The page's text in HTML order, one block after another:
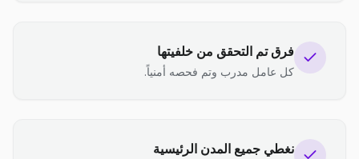
فرق تم التحقق من خلفيتها
كل عامل مدرب وتم فحصه أمنياً.
نغطي جميع المدن الرئيسية